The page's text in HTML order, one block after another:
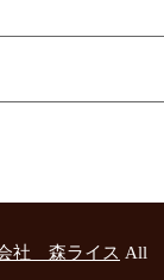
社 森ライス All